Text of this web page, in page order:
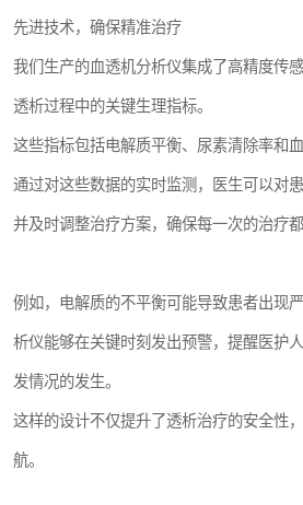
先进技术，确保精准治疗
我们生产的血透机分析仪集成了高精度传
透析过程中的关键生理指标。
这些指标包括电解质平衡、尿素清除率和血
通过对这些数据的实时监测，医生可以对
并及时调整治疗方案，确保每一次的治疗都
例如，电解质的不平衡可能导致患者出现
析仪能够在关键时刻发出预警，提醒医护
发情况的发生。
这样的设计不仅提升了透析治疗的安全性
航。